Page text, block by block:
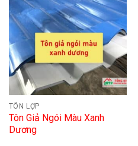
TÔN LỢP
Tôn Giả Ngói Màu Xanh
Dương